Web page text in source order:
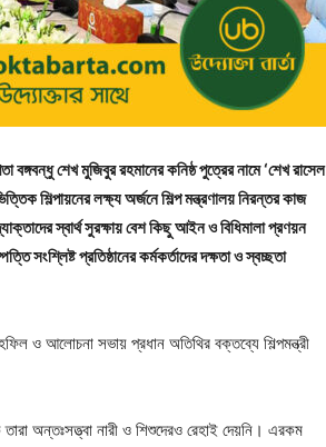
বঙ্গবন্ধু শেখ মুজিবুর রহমানের কনিষ্ঠ পুত্রের নামে ‘শেখ রাসেল
শিল্পায়নের লক্ষ্য অর্জনে শিল্প মন্ত্রণালয় নিরন্তর কাজ
স্বার্থ সুরক্ষায় বেশ কিছু আইন ও বিধিমালা প্রণয়ন
সংশ্লিষ্ট প্রতিষ্ঠানের কর্মকর্তাদের দক্ষতা ও স্বচ্ছতা
ও আলোচনা সভায় প্রধান অতিথির বক্তব্যে শিল্পমন্ত্রী
অন্তঃসত্ত্বা নারী ও শিশুদেরও রেহাই দেয়নি। এরকম